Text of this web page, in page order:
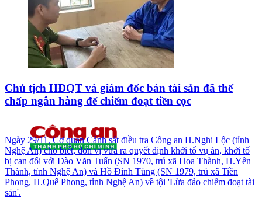
Chủ tịch HĐQT và giám đốc bán tài sản đã thế
chấp ngân hàng để chiếm đoạt tiền cọc
Ngày 29/11, Cơ quan Cảnh sát điều tra Công an H.Nghi Lộc (tỉnh
Nghệ An) cho biết, đơn vị vừa ra quyết định khởi tố vụ án, khởi tố
bị can đối với Đào Văn Tuấn (SN 1970, trú xã Hoa Thành, H.Yên
Thành, tỉnh Nghệ An) và Hồ Đình Tùng (SN 1979, trú xã Tiền
Phong, H.Quế Phong, tỉnh Nghệ An) về tội 'Lừa đảo chiếm đoạt tài
sản'.